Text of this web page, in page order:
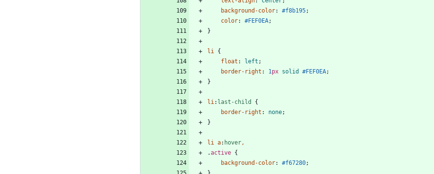
background-color: #f8b195;
color: #FEF0EA;
}
li {
float : left ;
border-right : 1px solid #FEF0EA;
}
li: last-child
{
border-right : none;
}
li a: hover,
.active {
background-color: #f67280;